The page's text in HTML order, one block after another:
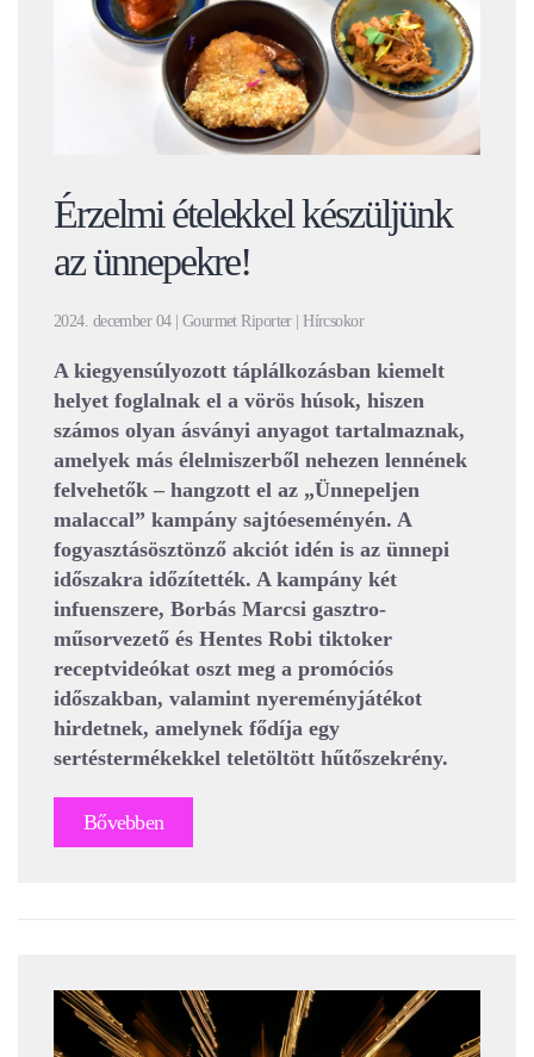
Érzelmi ételekkel készüljünk
az ünnepekre!
2024. december 04 | Gourmet Riporter | Hírcsokor
A kiegyensúlyozott táplálkozásban kiemelt
helyet foglalnak el a vörös húsok, hiszen
számos olyan ásványi anyagot tartalmaznak,
amelyek más élelmiszerből nehezen lennének
felvehetők – hangzott el az „Ünnepeljen
malaccal” kampány sajtóeseményén. A
fogyasztásösztönző akciót idén is az ünnepi
időszakra időzítették. A kampány két
infuenszere, Borbás Marcsi gasztro-
műsorvezető és Hentes Robi tiktoker
receptvideókat oszt meg a promóciós
időszakban, valamint nyereményjátékot
hirdetnek, amelynek fődíja egy
sertéstermékekkel teletöltött hűtőszekrény.
Bővebben